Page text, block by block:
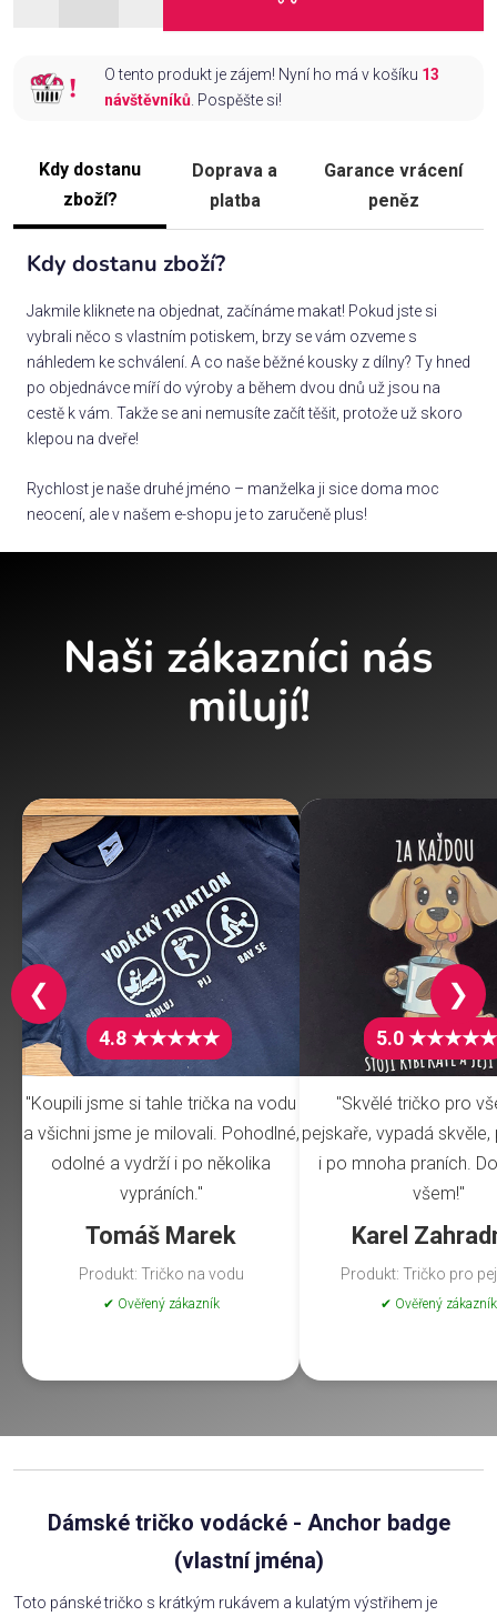
O tento produkt je zájem! Nyní ho má v košíku 13
návštěvníků. Pospěšte si!
Kdy dostanu
zboží?
Doprava a
platba
Garance vrácení
peněz
Kdy dostanu zboží?
Jakmile kliknete na objednat, začínáme makat! Pokud jste si
vybrali něco s vlastním potiskem, brzy se vám ozveme s
náhledem ke schválení. A co naše běžné kousky z dílny? Ty hned
po objednávce míří do výroby a během dvou dnů už jsou na
cestě k vám. Takže se ani nemusíte začít těšit, protože už skoro
klepou na dveře!
Rychlost je naše druhé jméno – manželka ji sice doma moc
neocení, ale v našem e-shopu je to zaručeně plus!
Naši zákazníci nás
milují!
4.8 ★★★★★
"Koupili jsme si tahle trička na vodu
a všichni jsme je milovali. Pohodlné,
odolné a vydrží i po několika
vypráních."
Tomáš Marek
Produkt: Tričko na vodu
✔ Ověřený zákazník
5.0 ★★★★★
"Skvělé tričko pro
pejskaře, vypadá
i po mnoha praních.
všem!"
Karel
Produkt: Tričko pro
✔ Ověřený zákazník
❮ ❯
Dámské tričko vodácké - Anchor badge
(vlastní jména)
Toto pánské tričko s krátkým rukávem a kulatým výstřihem je